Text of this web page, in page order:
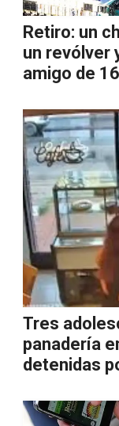
Retiro: un
un revólver
amigo de 16
Tres
panadería
detenidas